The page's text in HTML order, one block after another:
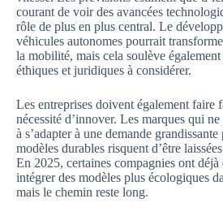
courant de voir des avancées
rôle de plus en plus central. Le
véhicules autonomes pourrait
la mobilité, mais cela soulève également
éthiques et juridiques à considérer.
Les entreprises doivent également faire
nécessité d’innover. Les marques qui
à s’adapter à une demande grandissante
modèles durables risquent d’être
En 2025, certaines compagnies ont déjà
intégrer des modèles plus écologiques
mais le chemin reste long.